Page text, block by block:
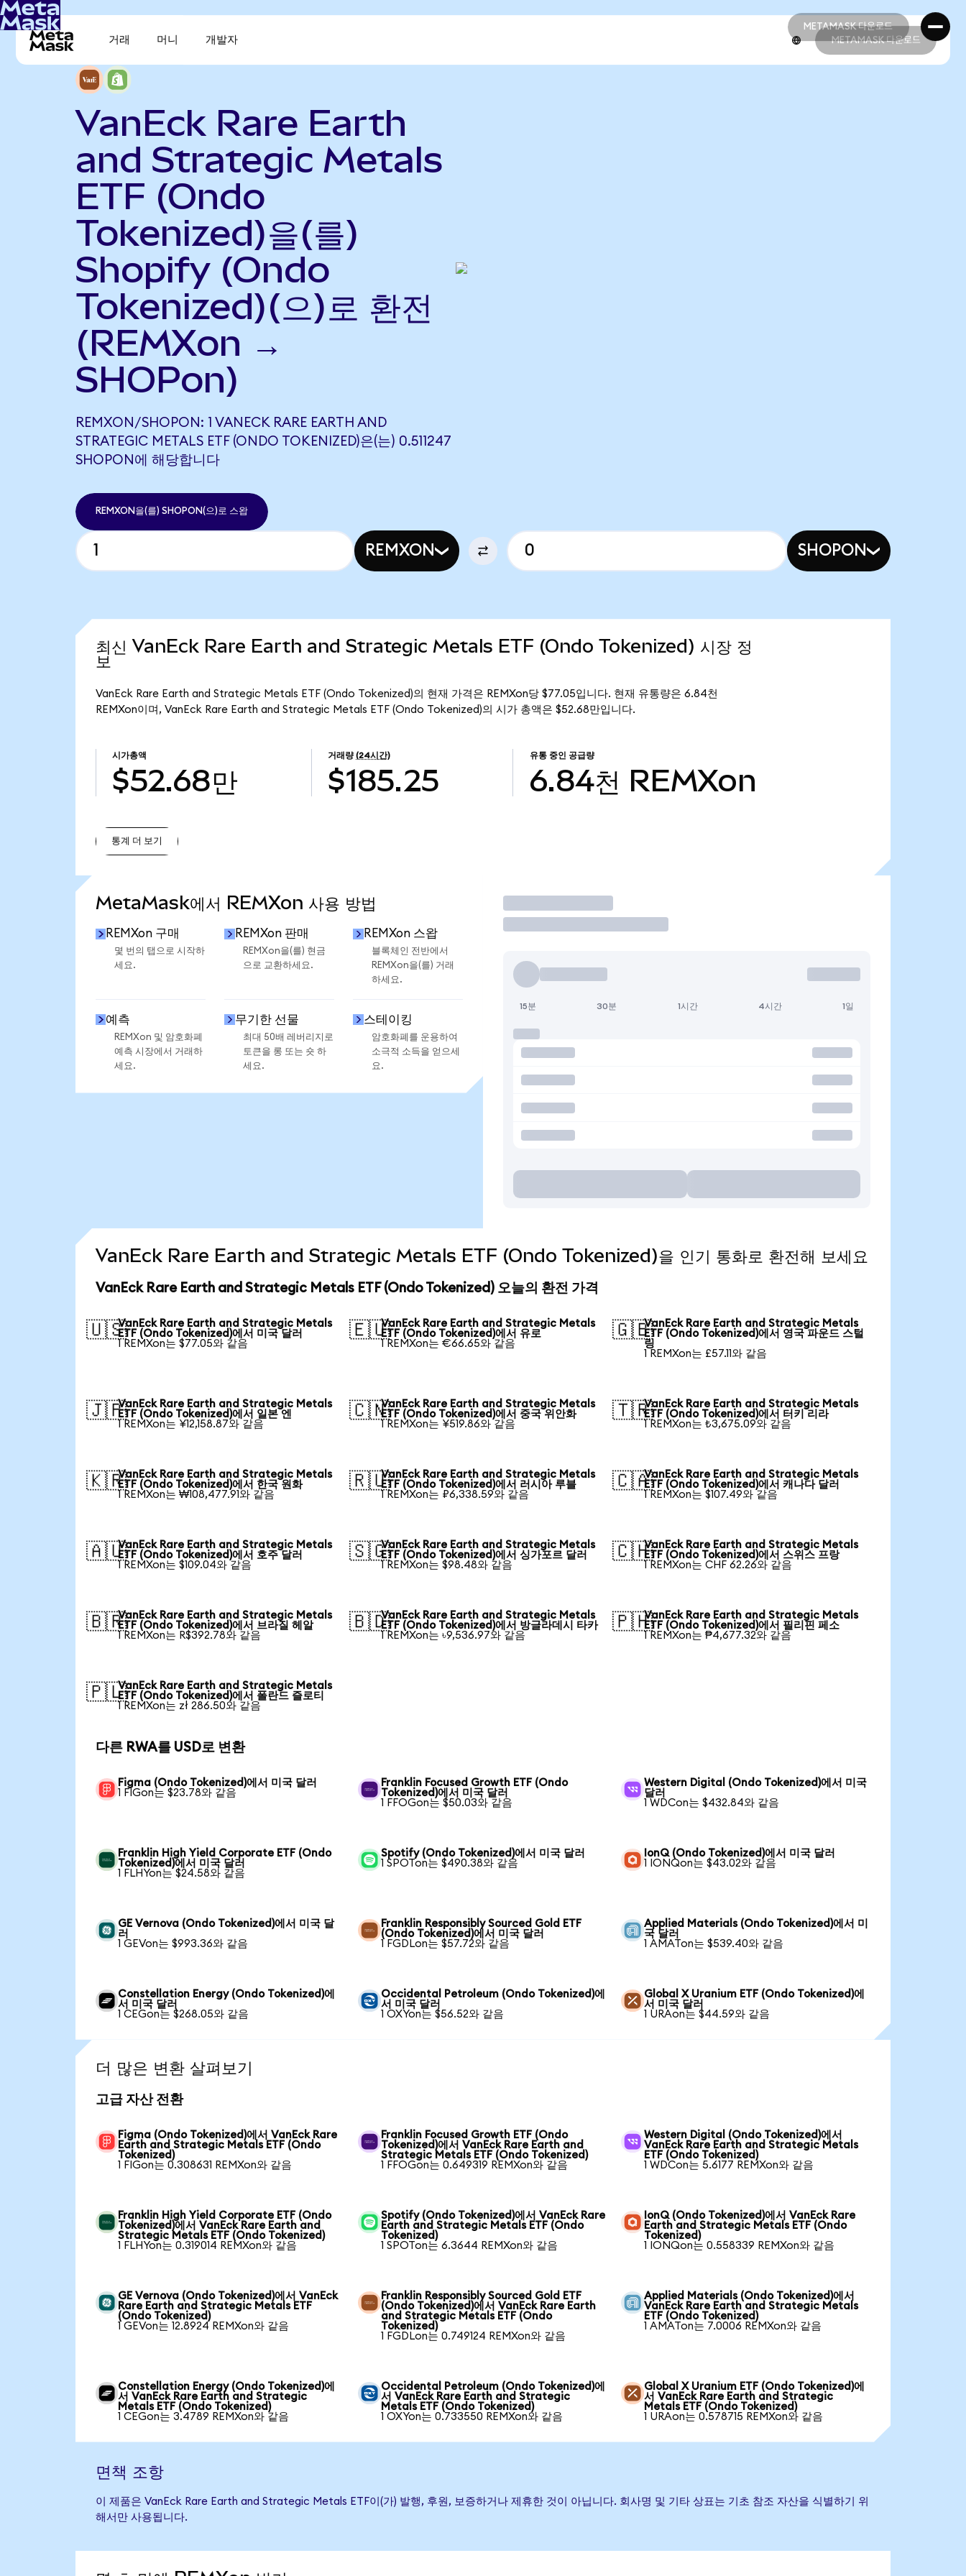
METAMASK 다운로드
METAMASK 다운로드
거래 머니 개발자 METAMASK 다운로드
VanEck Rare Earth
and Strategic Metals
ETF (Ondo
Tokenized)을(를)
Shopify (Ondo
Tokenized)(으)로 환전
(REMXon →
SHOPon)
REMXON/SHOPON: 1 VANECK RARE EARTH AND
STRATEGIC METALS ETF (ONDO TOKENIZED)은(는) 0.511247
SHOPON에 해당합니다
REMXON을(를) SHOPON(으)로 스왑
REMXON SHOPON
최신 VanEck Rare Earth and Strategic Metals ETF (Ondo Tokenized) 시장 정
보
VanEck Rare Earth and Strategic Metals ETF (Ondo Tokenized)의 현재 가격은 REMXon당 $77.05입니다. 현재 유통량은 6.84천
REMXon이며, VanEck Rare Earth and Strategic Metals ETF (Ondo Tokenized)의 시가 총액은 $52.68만입니다.
시가총액
$52.68만
거래량 (24시간)
$185.25
유통 중인 공급량
6.84천 REMXon
통계 더 보기
MetaMask에서 REMXon 사용 방법
REMXon 구매
몇 번의 탭으로 시작하
세요.
REMXon 판매
REMXon을(를) 현금
으로 교환하세요.
REMXon 스왑
블록체인 전반에서
REMXon을(를) 거래
하세요.
예측
REMXon 및 암호화폐
예측 시장에서 거래하
세요.
무기한 선물
최대 50배 레버리지로
토큰을 롱 또는 숏 하
세요.
스테이킹
암호화폐를 운용하여
소극적 소득을 얻으세
요.
거래
15분 30분 1시간 4시간 1일
VanEck Rare Earth and Strategic Metals ETF (Ondo Tokenized)을 인기 통화로 환전해 보세요
VanEck Rare Earth and Strategic Metals ETF (Ondo Tokenized) 오늘의 환전 가격
🇺🇸VanEck Rare Earth and Strategic Metals
ETF (Ondo Tokenized)에서 미국 달러
1 REMXon는 $77.05와 같음
🇪🇺VanEck Rare Earth and Strategic Metals
ETF (Ondo Tokenized)에서 유로
1 REMXon는 €66.65와 같음
🇬🇧VanEck Rare Earth and Strategic Metals
ETF (Ondo Tokenized)에서 영국 파운드 스털
링
1 REMXon는 £57.11와 같음
🇯🇵VanEck Rare Earth and Strategic Metals
ETF (Ondo Tokenized)에서 일본 엔
1 REMXon는 ¥12,158.87와 같음
🇨🇳VanEck Rare Earth and Strategic Metals
ETF (Ondo Tokenized)에서 중국 위안화
1 REMXon는 ¥519.86와 같음
🇹🇷VanEck Rare Earth and Strategic Metals
ETF (Ondo Tokenized)에서 터키 리라
1 REMXon는 ₺3,675.09와 같음
🇰🇷VanEck Rare Earth and Strategic Metals
ETF (Ondo Tokenized)에서 한국 원화
1 REMXon는 ₩108,477.91와 같음
🇷🇺VanEck Rare Earth and Strategic Metals
ETF (Ondo Tokenized)에서 러시아 루블
1 REMXon는 ₽6,338.59와 같음
🇨🇦VanEck Rare Earth and Strategic Metals
ETF (Ondo Tokenized)에서 캐나다 달러
1 REMXon는 $107.49와 같음
🇦🇺VanEck Rare Earth and Strategic Metals
ETF (Ondo Tokenized)에서 호주 달러
1 REMXon는 $109.04와 같음
🇸🇬VanEck Rare Earth and Strategic Metals
ETF (Ondo Tokenized)에서 싱가포르 달러
1 REMXon는 $98.48와 같음
🇨🇭VanEck Rare Earth and Strategic Metals
ETF (Ondo Tokenized)에서 스위스 프랑
1 REMXon는 CHF 62.26와 같음
🇧🇷VanEck Rare Earth and Strategic Metals
ETF (Ondo Tokenized)에서 브라질 헤알
1 REMXon는 R$392.78와 같음
🇧🇩VanEck Rare Earth and Strategic Metals
ETF (Ondo Tokenized)에서 방글라데시 타카
1 REMXon는 ৳9,536.97와 같음
🇵🇭VanEck Rare Earth and Strategic Metals
ETF (Ondo Tokenized)에서 필리핀 페소
1 REMXon는 ₱4,677.32와 같음
🇵🇱VanEck Rare Earth and Strategic Metals
ETF (Ondo Tokenized)에서 폴란드 즐로티
1 REMXon는 zł 286.50와 같음
다른 RWA를 USD로 변환
Figma (Ondo Tokenized)에서 미국 달러
1 FIGon는 $23.78와 같음
Franklin Focused Growth ETF (Ondo
Tokenized)에서 미국 달러
1 FFOGon는 $50.03와 같음
Western Digital (Ondo Tokenized)에서 미국
달러
1 WDCon는 $432.84와 같음
Franklin High Yield Corporate ETF (Ondo
Tokenized)에서 미국 달러
1 FLHYon는 $24.58와 같음
Spotify (Ondo Tokenized)에서 미국 달러
1 SPOTon는 $490.38와 같음
IonQ (Ondo Tokenized)에서 미국 달러
1 IONQon는 $43.02와 같음
GE Vernova (Ondo Tokenized)에서 미국 달
러
1 GEVon는 $993.36와 같음
Franklin Responsibly Sourced Gold ETF
(Ondo Tokenized)에서 미국 달러
1 FGDLon는 $57.72와 같음
Applied Materials (Ondo Tokenized)에서 미
국 달러
1 AMATon는 $539.40와 같음
Constellation Energy (Ondo Tokenized)에
서 미국 달러
1 CEGon는 $268.05와 같음
Occidental Petroleum (Ondo Tokenized)에
서 미국 달러
1 OXYon는 $56.52와 같음
Global X Uranium ETF (Ondo Tokenized)에
서 미국 달러
1 URAon는 $44.59와 같음
더 많은 변환 살펴보기
고급 자산 전환
Figma (Ondo Tokenized)에서 VanEck Rare
Earth and Strategic Metals ETF (Ondo
Tokenized)
1 FIGon는 0.308631 REMXon와 같음
Franklin Focused Growth ETF (Ondo
Tokenized)에서 VanEck Rare Earth and
Strategic Metals ETF (Ondo Tokenized)
1 FFOGon는 0.649319 REMXon와 같음
Western Digital (Ondo Tokenized)에서
VanEck Rare Earth and Strategic Metals
ETF (Ondo Tokenized)
1 WDCon는 5.6177 REMXon와 같음
Franklin High Yield Corporate ETF (Ondo
Tokenized)에서 VanEck Rare Earth and
Strategic Metals ETF (Ondo Tokenized)
1 FLHYon는 0.319014 REMXon와 같음
Spotify (Ondo Tokenized)에서 VanEck Rare
Earth and Strategic Metals ETF (Ondo
Tokenized)
1 SPOTon는 6.3644 REMXon와 같음
IonQ (Ondo Tokenized)에서 VanEck Rare
Earth and Strategic Metals ETF (Ondo
Tokenized)
1 IONQon는 0.558339 REMXon와 같음
GE Vernova (Ondo Tokenized)에서 VanEck
Rare Earth and Strategic Metals ETF
(Ondo Tokenized)
1 GEVon는 12.8924 REMXon와 같음
Franklin Responsibly Sourced Gold ETF
(Ondo Tokenized)에서 VanEck Rare Earth
and Strategic Metals ETF (Ondo
Tokenized)
1 FGDLon는 0.749124 REMXon와 같음
Applied Materials (Ondo Tokenized)에서
VanEck Rare Earth and Strategic Metals
ETF (Ondo Tokenized)
1 AMATon는 7.0006 REMXon와 같음
Constellation Energy (Ondo Tokenized)에
서 VanEck Rare Earth and Strategic
Metals ETF (Ondo Tokenized)
1 CEGon는 3.4789 REMXon와 같음
Occidental Petroleum (Ondo Tokenized)에
서 VanEck Rare Earth and Strategic
Metals ETF (Ondo Tokenized)
1 OXYon는 0.733550 REMXon와 같음
Global X Uranium ETF (Ondo Tokenized)에
서 VanEck Rare Earth and Strategic
Metals ETF (Ondo Tokenized)
1 URAon는 0.578715 REMXon와 같음
면책 조항
이 제품은 VanEck Rare Earth and Strategic Metals ETF이(가) 발행, 후원, 보증하거나 제휴한 것이 아닙니다. 회사명 및 기타 상표는 기초 참조 자산을 식별하기 위
해서만 사용됩니다.